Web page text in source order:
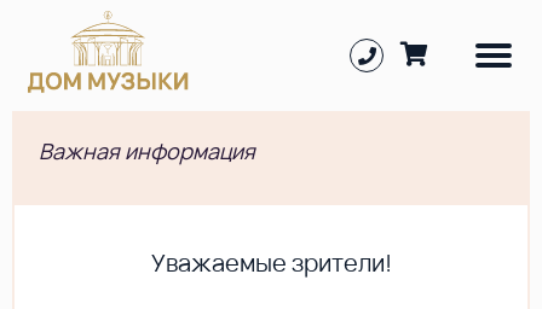
Важная информация
Уважаемые зрители!